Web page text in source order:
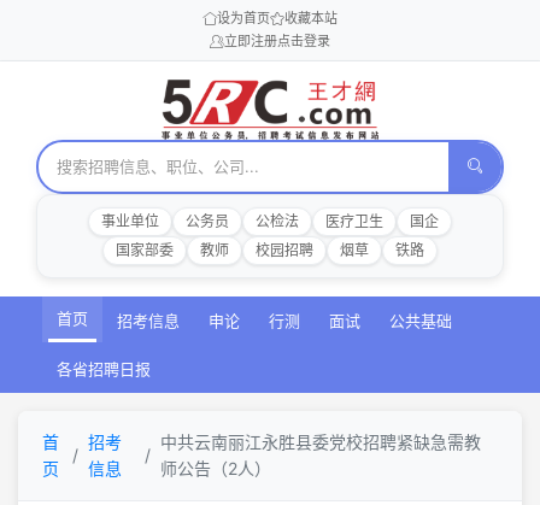
设为首页
收藏本站
立即注册点击登录
事业单位 公务员 公检法 医疗卫生
国企
国家部委
教师 校园招聘 烟草 铁路
首页 招考信息 申论 行测 面试 公共基础
各省招聘日报
首
页
招考
信息
中共云南丽江永胜县委党校招聘紧缺急需教
师公告（2人）